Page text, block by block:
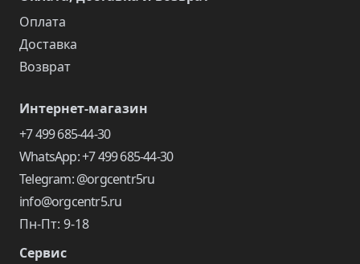
Оплата
Доставка
Возврат
Интернет-магазин
+7 499 685-44-30
WhatsApp: +7 499 685-44-30
Telegram: @orgcentr5ru
info@orgcentr5.ru
Пн-Пт: 9-18
Сервис